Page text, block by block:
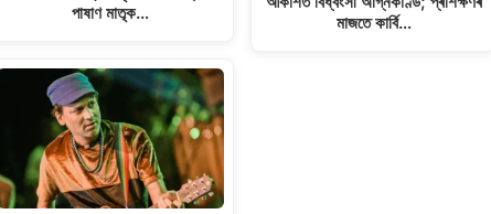
পাষাণ মাতৃক…
মাজতে কাৰ্বি…